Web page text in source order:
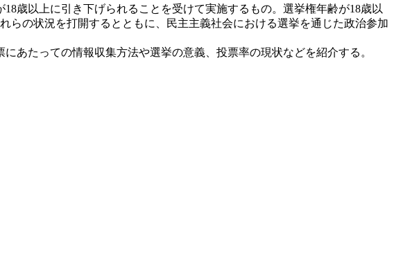
歳以上に引き下げられることを受けて実施するもの。選挙権年齢が18歳以
らの状況を打開するとともに、民主主義社会における選挙を通じた政治参加
あたっての情報収集方法や選挙の意義、投票率の現状などを紹介する。